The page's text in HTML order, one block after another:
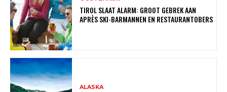
TIROL SLAAT ALARM: GROOT GEBREK AAN
APRÈS SKI-BARMANNEN EN RESTAURANTOBERS
ALASKA